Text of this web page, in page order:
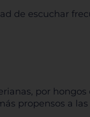
de escuchar
por
propensos a